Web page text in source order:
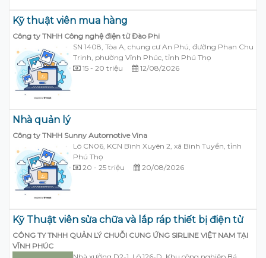
Kỹ thuật viên mua hàng
Công ty TNHH Công nghệ điện tử Đào Phi
SN 1408, Tòa A, chung cư An Phú, đường Phan Chu
Trinh, phường Vĩnh Phúc, tỉnh Phú Thọ
15 - 20 triệu
12/08/2026
Nhà quản lý
Công ty TNHH Sunny Automotive Vina
Lô CN06, KCN Bình Xuyên 2, xã Bình Tuyền, tỉnh
Phú Thọ
20 - 25 triệu
20/08/2026
Kỹ Thuật viên sửa chữa và lắp ráp thiết bị điện tử
CÔNG TY TNHH QUẢN LÝ CHUỖI CUNG ỨNG SIRLINE VIỆT NAM TẠI
VĨNH PHÚC